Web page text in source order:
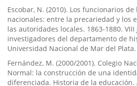
Escobar, N. (2010). Los funcionarios de
nacionales: entre la precariedad y los
las autoridades locales. 1863-1880. VIII
investigadores del departamento de
Universidad Nacional de Mar del Plata.
Fernández, M. (2000/2001). Colegio
Normal: la construcción de una
diferenciada. Historia de la educación.